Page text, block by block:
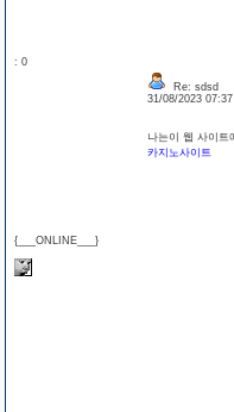
: 0
{___ONLINE___}
Re: sdsd
31/08/2023
나는이 웹 사이트
카지노사이트